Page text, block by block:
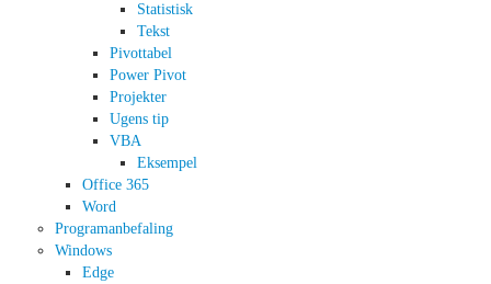
Statistisk
Tekst
Pivottabel
Power Pivot
Projekter
Ugens tip
VBA
Eksempel
Office 365
Word
Programanbefaling
Windows
Edge